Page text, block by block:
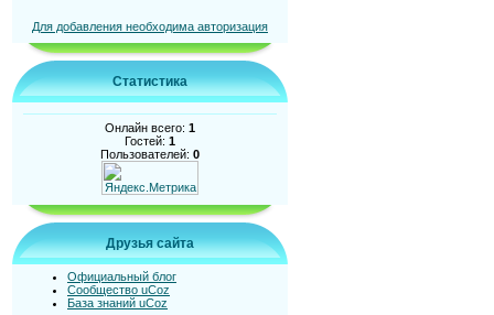
Для добавления необходима авторизация
Статистика
Онлайн всего: 1
Гостей: 1
Пользователей: 0
Друзья сайта
Официальный блог
Сообщество uCoz
База знаний uCoz